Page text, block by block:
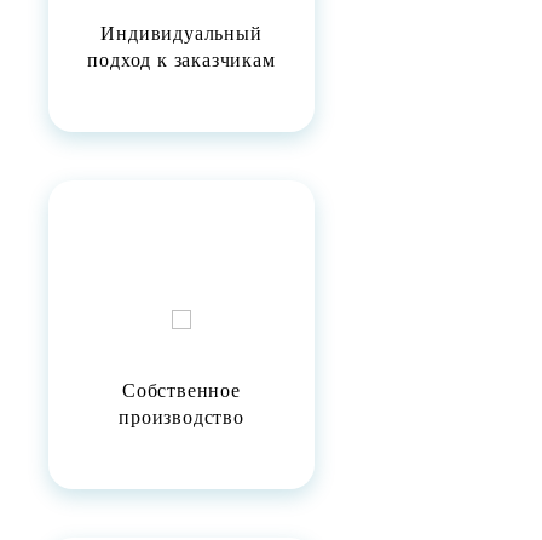
Индивидуальный
подход к заказчикам
Собственное
производство